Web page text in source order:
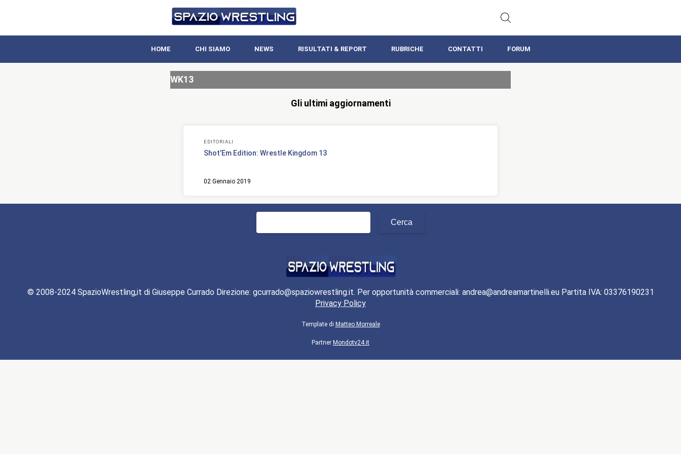
HOME CHI SIAMO NEWS RISULTATI & REPORT RUBRICHE CONTATTI FORUM
WK13
Gli ultimi aggiornamenti
EDITORIALI
Shot’Em Edition: Wrestle Kingdom 13
02 Gennaio 2019
© 2008-2024 SpazioWrestling,it di Giuseppe Currado Direzione: gcurrado@spaziowrestling.it. Per opportunità commerciali: andrea@andreamartinelli.eu Partita IVA: 03376190231
Privacy Policy
Template di Matteo Morreale
Partner Mondotv24.it